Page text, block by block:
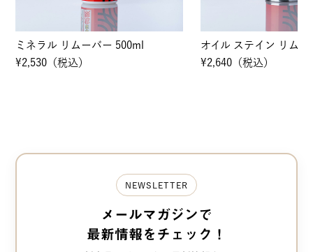
バー 500ml
オイル ステイン リムーバー 300ml
NEWSLETTER
メールマガジンで
最新情報をチェック！